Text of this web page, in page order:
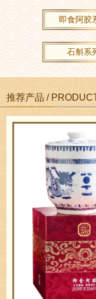
即食阿胶
石斛系
推荐产品 /